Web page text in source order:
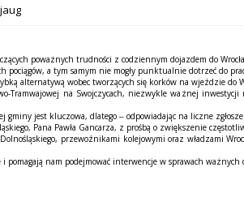
ących poważnych trudności z codziennym dojazdem do Wrocł
pociągów, a tym samym nie mogły punktualnie dotrzeć do
ą alternatywą wobec tworzących się korków na wjeździe do
Tramwajowej na Swojczycach, niezwykle wa żnej inwestycji
gminy jest kluczowa, dlatego – odpowiadając na liczne zgł
ląskiego, Pana Pawła Gancarza, z prośbą o zwiększenie czę
śląskiego, przewoźnikami kolejowymi oraz władzami Wroc
pomagają nam podejmować interwencje w sprawach ważnych